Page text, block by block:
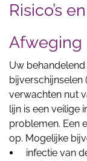
Risico’s
Afweging
Uw
bijverschijnselen
verwachten nut
lijn is een veilige
problemen. Een
op. Mogelijke
infectie van